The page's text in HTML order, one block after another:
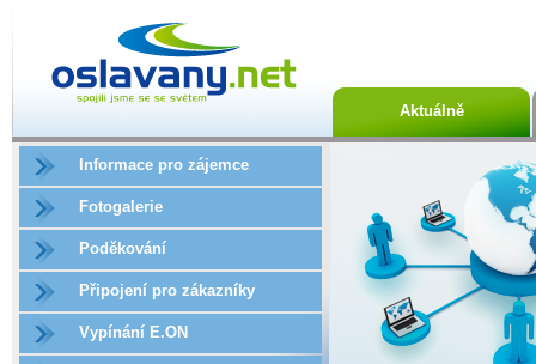
Aktuálně
Informace pro zájemce
Fotogalerie
Poděkování
Připojení pro zákazníky
Vypínání E.ON